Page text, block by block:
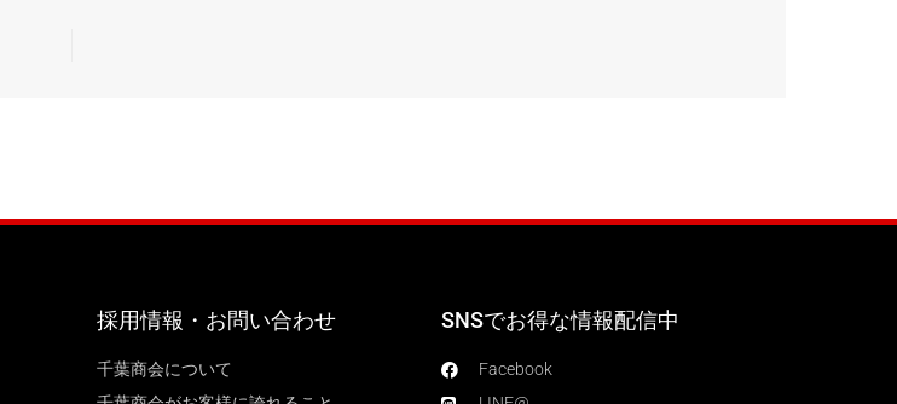
採用情報・お問い合わせ
千葉商会について
SNSでお得な情報配信中
Facebook